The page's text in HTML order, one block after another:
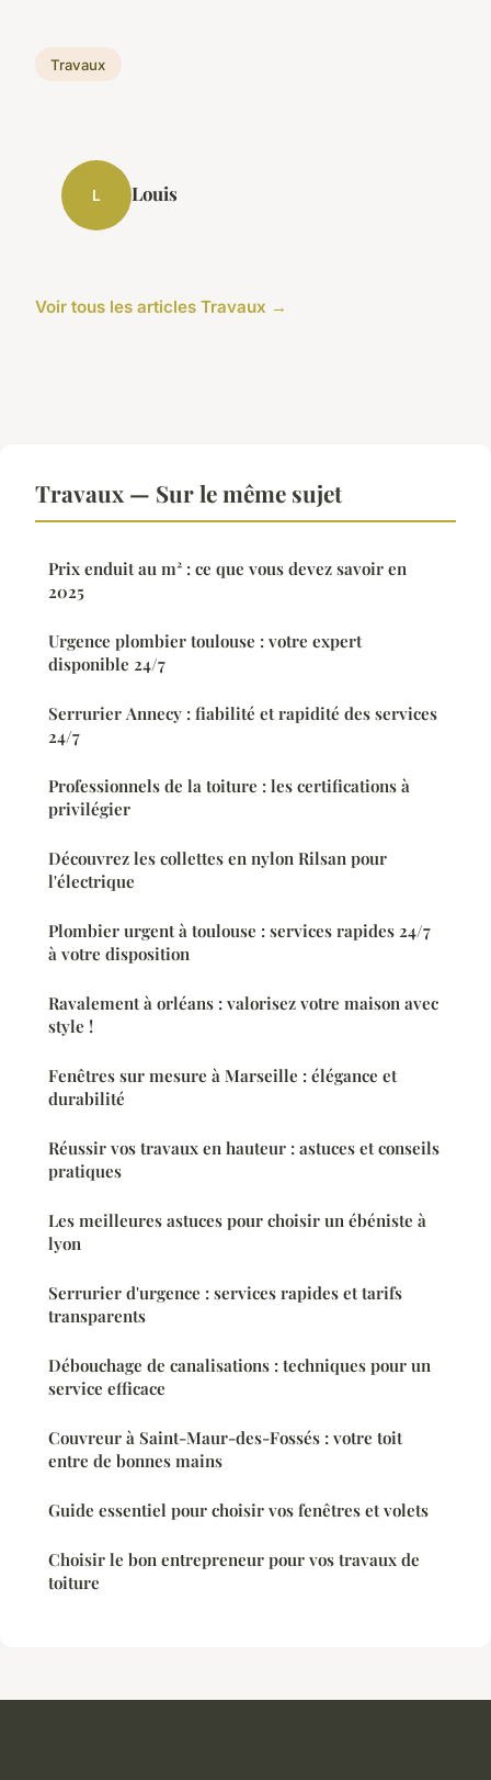
Travaux
L Louis
Voir tous les articles Travaux →
Travaux — Sur le même sujet
Prix enduit au m² : ce que vous devez savoir en
2025
Urgence plombier toulouse : votre expert
disponible 24/7
Serrurier Annecy : fiabilité et rapidité des services
24/7
Professionnels de la toiture : les certifications à
privilégier
Découvrez les collettes en nylon Rilsan pour
l'électrique
Plombier urgent à toulouse : services rapides 24/7
à votre disposition
Ravalement à orléans : valorisez votre maison avec
style !
Fenêtres sur mesure à Marseille : élégance et
durabilité
Réussir vos travaux en hauteur : astuces et conseils
pratiques
Les meilleures astuces pour choisir un ébéniste à
lyon
Serrurier d'urgence : services rapides et tarifs
transparents
Débouchage de canalisations : techniques pour un
service efficace
Couvreur à Saint-Maur-des-Fossés : votre toit
entre de bonnes mains
Guide essentiel pour choisir vos fenêtres et volets
Choisir le bon entrepreneur pour vos travaux de
toiture